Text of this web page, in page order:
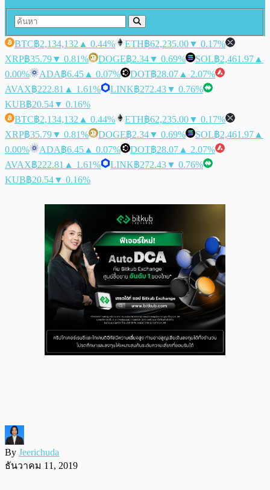
BTC฿2,134,132 ▲ 0.44% ETH฿62,235.00▼ 0.17%
XRP฿35.79▼ 0.81% DOGE฿2.34▼ 0.69% SOL฿2,461.97 ▲
0.00%
ADA฿6.45 ▲ 0.07% DOT฿28.07 ▲ 2.07%
AVAX฿222.81 ▲ 1.61% LINK฿272.43▼ 0.76%
KUB฿20.54▼ 0.16%
BTC฿2,134,132 ▲ 0.44% ETH฿62,235.00▼ 0.17%
XRP฿35.79▼ 0.81% DOGE฿2.34▼ 0.69% SOL฿2,461.97 ▲
0.00%
ADA฿6.45 ▲ 0.07% DOT฿28.07 ▲ 2.07%
AVAX฿222.81 ▲ 1.61% LINK฿272.43▼ 0.76%
KUB฿20.54▼ 0.16%
By Jeerichuda
ธันวาคม 11, 2019